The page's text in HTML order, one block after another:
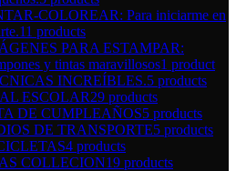
COLOREAR: Para iniciarme en
11 products
PARA ESTAMPAR:
y tintas maravillosos1 product
INCREÍBLES.5 products
ESCOLAR29 products
DE CUMPLEAÑOS5 products
DE TRANSPORTE5 products
4 products
COLLECION19 products